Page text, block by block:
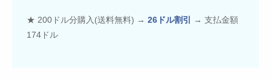
★ 200ドル分購入(送料無料) → 26ドル割引
→ 支払金額
174ドル